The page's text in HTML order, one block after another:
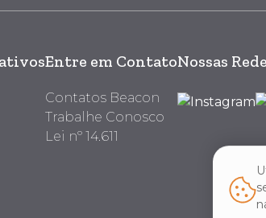
Entre em Contato
Contatos Beacon
Trabalhe Conosco
Lei nº 14.611
Nossas